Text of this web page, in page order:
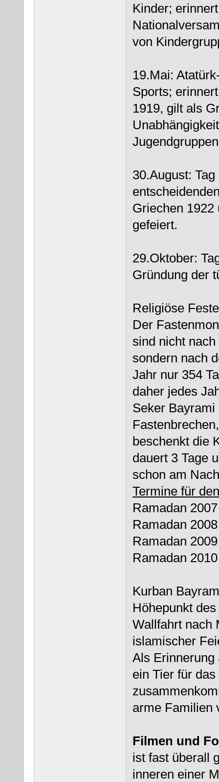
Kinder;
von
19.Mai:
Sports;
1919, gilt als
30.August:
Griechen
gefeiert.
29.Oktober:
Gründung der
Religiöse
Der
sind nicht
sondern nach
Jahr nur 354
daher jedes
Seker
beschenkt die
dauert 3 Tage
schon am
Termine für
Ramadan
Ramadan
Ramadan
Ramadan
Kurban
Höhepunkt
Wallfahrt nach
islamischer
Als Erinnerung
ein Tier für
arme Familien
Filmen und
ist fast überall
inneren einer